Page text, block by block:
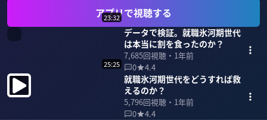
アプリで視聴する
23:32
データで検証。就職氷河期世代
は本当に割を食ったのか？
7,685回視聴・ 1年前
0
4.4
25:25
就職氷河期世代をどうすれば救
えるのか？
5,796回視聴・ 1年前
0
4.4